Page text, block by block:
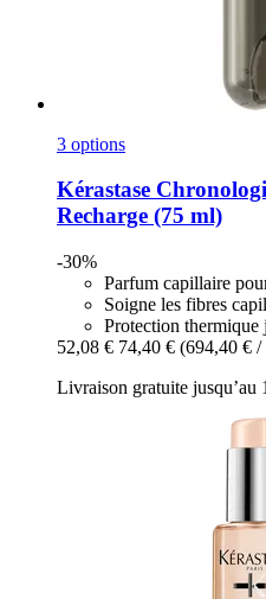
3 options
Kérastase
Recharge (75 ml)
-30%
Parfum capillaire
Soigne les fibres
Protection thermique
52,08 € 74,40 € (694,40 €
Livraison gratuite jusqu’au